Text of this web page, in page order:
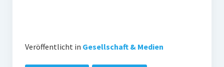
Veröffentlicht in Gesellschaft & Medien